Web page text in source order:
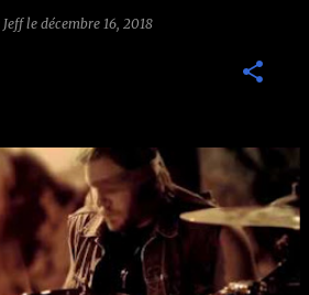
le décembre 16, 2018